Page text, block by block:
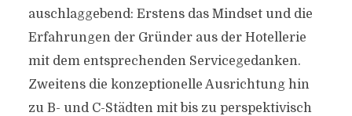
auschlaggebend: Erstens das Mindset und die
Erfahrungen der Gründer aus der Hotellerie
mit dem entsprechenden Servicegedanken.
Zweitens die konzeptionelle Ausrichtung hin
zu B- und C-Städten mit bis zu perspektivisch